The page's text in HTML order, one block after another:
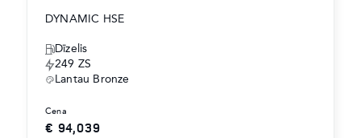
DYNAMIC HSE
Dīzelis
249 ZS
Lantau Bronze
cena
€ 94,039